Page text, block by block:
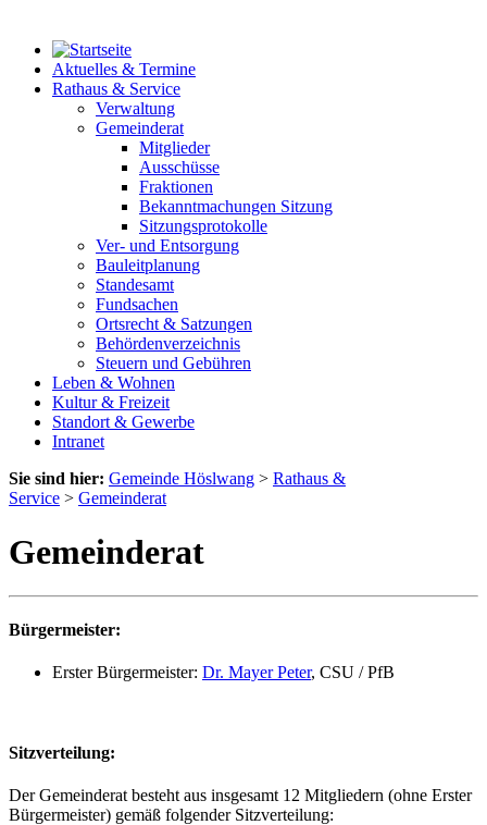
Aktuelles & Termine
Rathaus & Service
Verwaltung
Gemeinderat
Mitglieder
Ausschüsse
Fraktionen
Bekanntmachungen Sitzung
Sitzungsprotokolle
Ver- und Entsorgung
Bauleitplanung
Standesamt
Fundsachen
Ortsrecht & Satzungen
Behördenverzeichnis
Steuern und Gebühren
Leben & Wohnen
Kultur & Freizeit
Standort & Gewerbe
Intranet
Sie sind hier: Gemeinde Höslwang > Rathaus &
Service > Gemeinderat
Gemeinderat
Bürgermeister:
Erster Bürgermeister: Dr. Mayer Peter, CSU / PfB
Sitzverteilung:
Der Gemeinderat besteht aus insgesamt 12 Mitgliedern (ohne Erster
Bürgermeister) gemäß folgender Sitzverteilung: